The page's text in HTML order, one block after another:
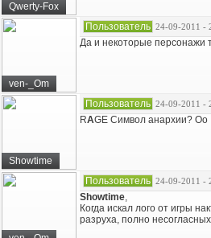
Qwerty-Fox
ven-_Om
Пользователь 24-09-2011 -
Да и некоторые персонажи
Showtime
Пользователь 24-09-2011 -
RAGE Символ анархии? Оо
Пользователь 24-09-2011 -
Showtime,
Когда искал лого от игры
разруха, полно